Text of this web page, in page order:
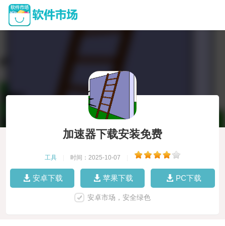
加速器下载安装免费
工具 时间：2025-10-07
安卓下载 苹果下载 PC下载
安卓市场，安全绿色